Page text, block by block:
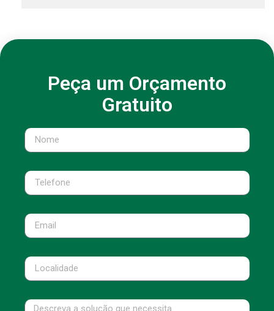
Peça um Orçamento
Gratuito